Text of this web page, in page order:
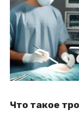
Что такое